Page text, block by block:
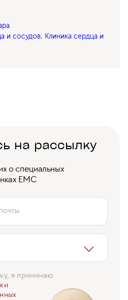
и сосудов, Клиника сердца и
на рассылку
о специальных
ЕМС
я принимаю